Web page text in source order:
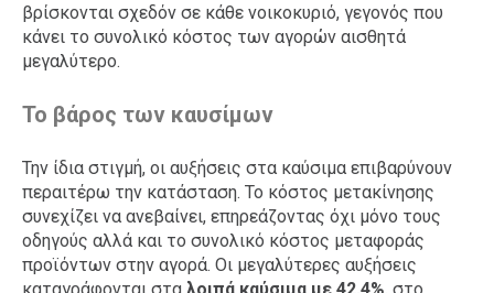
βρίσκονται σχεδόν σε κάθε νοικοκυριό, γεγονός που
κάνει το συνολικό κόστος των αγορών αισθητά
μεγαλύτερο.
Το βάρος των καυσίμων
Την ίδια στιγμή, οι αυξήσεις στα καύσιμα επιβαρύνουν
περαιτέρω την κατάσταση. Το κόστος μετακίνησης
συνεχίζει να ανεβαίνει, επηρεάζοντας όχι μόνο τους
οδηγούς αλλά και το συνολικό κόστος μεταφοράς
προϊόντων στην αγορά. Οι μεγαλύτερες αυξήσεις
καταγράφονται στα λοιπά καύσιμα με 42,4%, στο